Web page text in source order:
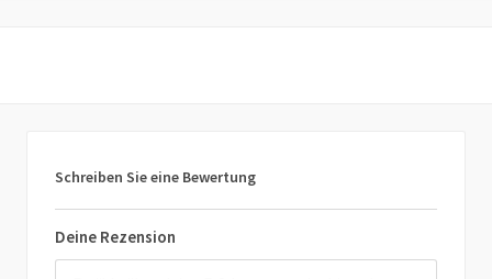
Schreiben Sie eine Bewertung
Deine Rezension